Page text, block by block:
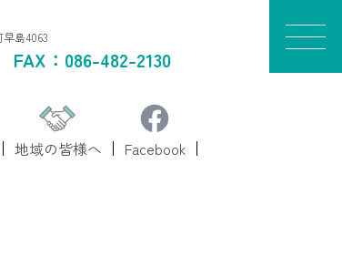
島4063
FAX：086-482-2130
地域の皆様へ Facebook